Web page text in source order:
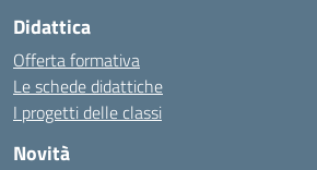
Didattica
Offerta formativa
Le schede didattiche
I progetti delle classi
Novità